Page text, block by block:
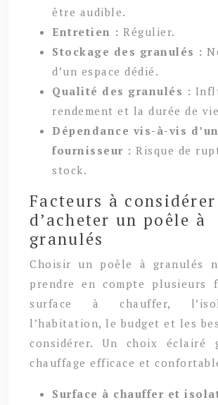
être audible.
Entretien : Régulier.
Stockage des granulés :
d’un espace dédié.
Qualité des granulés :
rendement et la durée de
Dépendance vis-à-vis d’un
fournisseur : Risque de
stock.
Facteurs à
d’acheter un poêle à
granulés
Choisir un poêle à granulés
prendre en compte plusieurs
surface à chauffer,
l’habitation, le budget et les
considérer. Un choix éclairé
chauffage efficace et
Surface à chauffer et